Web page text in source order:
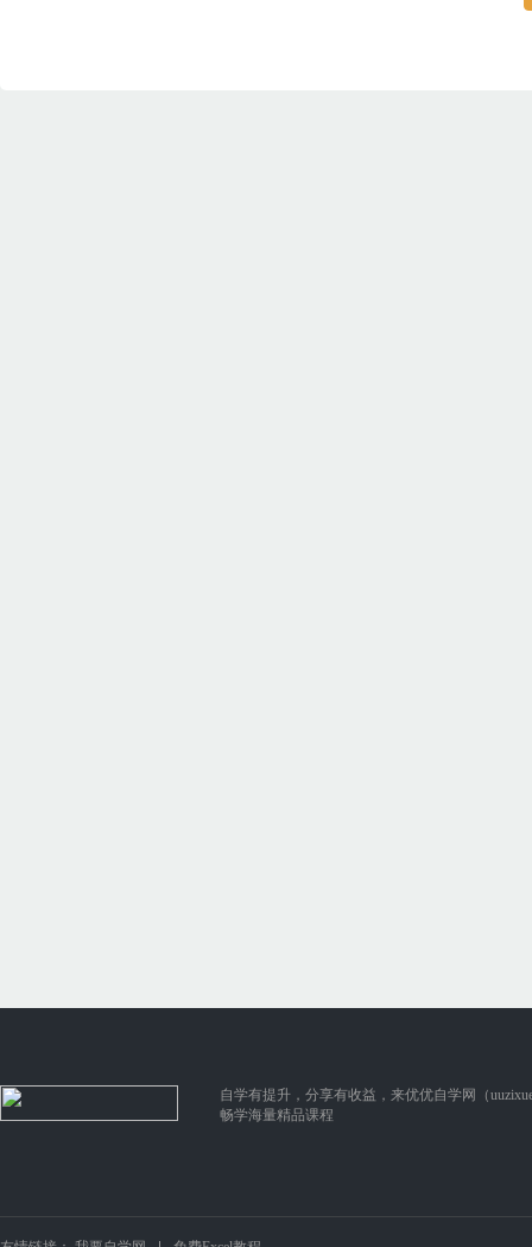
自学有提升，分享有收益，来优优自学网（
畅学海量精品课程